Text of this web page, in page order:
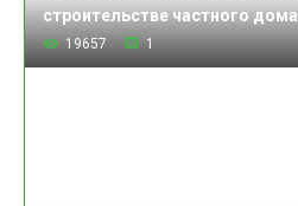
строительстве частного дома
19657 1